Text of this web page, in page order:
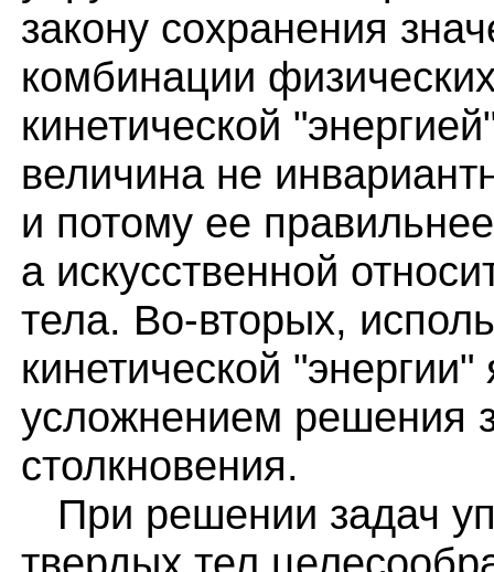
закону сохранения
комбинации
кинетической
величина не
и потому ее
а искусственной
тела. Во-вторых,
кинетической
усложнением решения
столкновения.
При решении задач